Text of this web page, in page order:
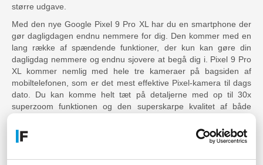
større udgave.
Med den nye Google Pixel 9 Pro XL har du en smartphone der
gør dagligdagen endnu nemmere for dig. Den kommer med en
lang række af spændende funktioner, der kun kan gøre din
dagligdag nemmere og endnu sjovere at begå dig i. Pixel 9 Pro
XL kommer nemlig med hele tre kameraer på bagsiden af
mobiltelefonen, som er det mest effektive Pixel-kamera til dags
dato. Du kan komme helt tæt på detaljerne med op til 30x
superzoom funktionen og den superskarpe kvalitet af både
Google Pixel 9 Pro XL giver en fantastisk skærm på 6,8" og en
kan scrolle gennem sociale medier eller streame dine